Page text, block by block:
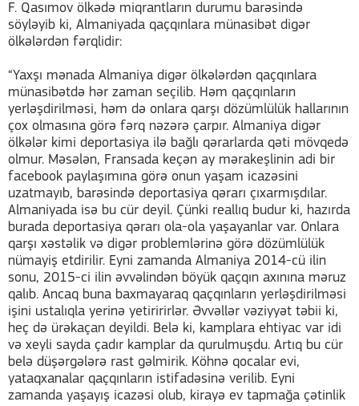
F. Qasımov ölkədə miqrantların durumu barəsində
söyləyib ki, Almaniyada qaçqınlara münasibət digər
ölkələrdən fərqlidir:
“Yaxşı mənada Almaniya digər ölkələrdən qaçqınlara
münasibətdə hər zaman seçilib. Həm qaçqınların
yerləşdirilməsi, həm də onlara qarşı dözümlülük hallarının
çox olmasına görə fərq nəzərə çarpır. Almaniya digər
ölkələr kimi deportasiya ilə bağlı qərarlarda qəti mövqedə
olmur. Məsələn, Fransada keçən ay mərakeşlinin adi bir
facebook paylaşımına görə onun yaşam icazəsini
uzatmayıb, barəsində deportasiya qərarı çıxarmışdılar.
Almaniyada isə bu cür deyil. Çünki reallıq budur ki, hazırda
burada deportasiya qərarı ola-ola yaşayanlar var. Onlara
qarşı xəstəlik və digər problemlərinə görə dözümlülük
nümayiş etdirilir. Eyni zamanda Almaniya 2014-cü ilin
sonu, 2015-ci ilin əvvəlindən böyük qaçqın axınına məruz
qalıb. Ancaq buna baxmayaraq qaçqınların yerləşdirilməsi
işini ustalıqla yerinə yetiririrlər. Əvvəllər vəziyyət təbii ki,
heç də ürəkaçan deyildi. Belə ki, kamplara ehtiyac var idi
və xeyli sayda çadır kamplar da qurulmuşdu. Artıq bu cür
belə düşərgələrə rast gəlmirik. Köhnə qocalar evi,
yataqxanalar qaçqınların istifadəsinə verilib. Eyni
zamanda yaşayış icazəsi olub, kirayə ev tapmağa çətinlik